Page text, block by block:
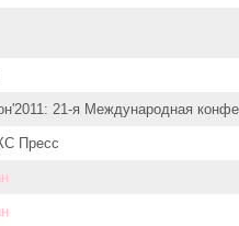
21-я Международная
Пресс